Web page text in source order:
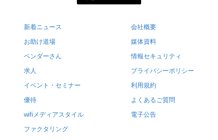
新着ニュース
お助け道場
ベンダーさん
求人
イベント・セミナー
優待
wifiメディアスタイル
ファクタリング
会社概要
媒体資料
情報セキュリティ
プライバシーポリシー
利用規約
よくあるご質問
電子公告